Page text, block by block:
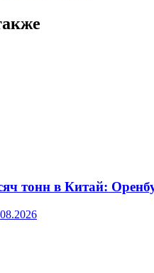
тонн в Китай: